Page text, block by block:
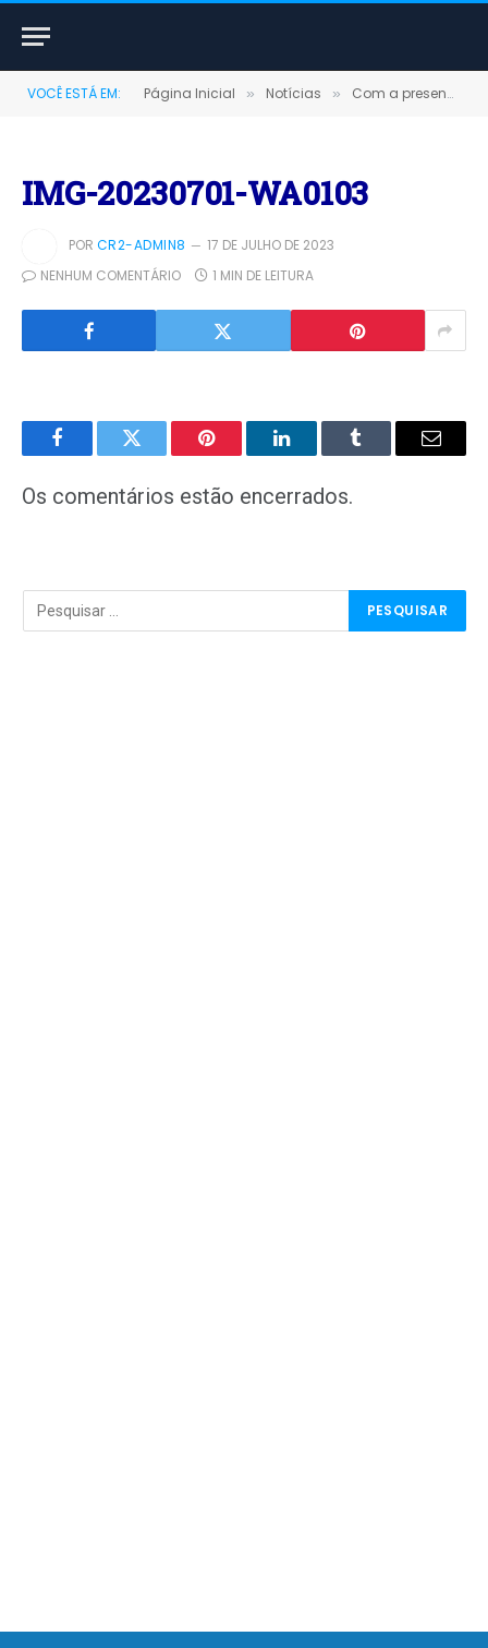
VOCÊ ESTÁ EM: Página Inicial » Notícias » Com a presença do governador, o prefeito Doca Albuquerque realiza inaugurações de grandes obras em Terra Santa
IMG-20230701-WA0103
POR CR2-ADMIN8
17 DE JULHO DE 2023
NENHUM COMENTÁRIO
1 MIN DE LEITURA
FacebookTwitter Pinterest LinkedInTumblr
E-
Os comentários estão encerrados.